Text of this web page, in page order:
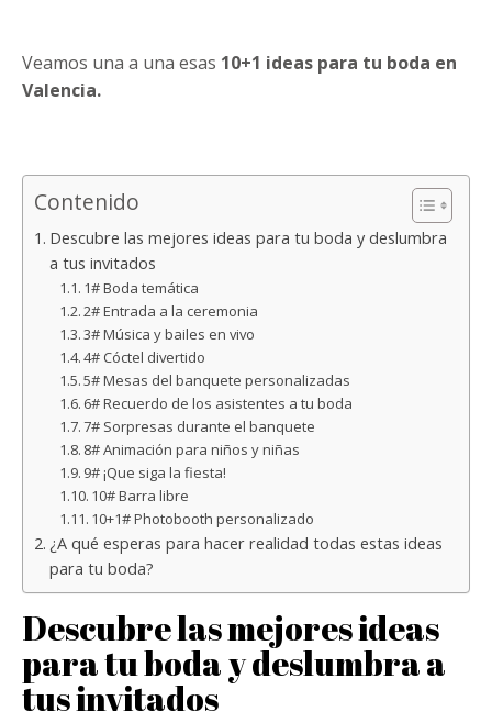
Veamos una a una esas 10+1 ideas para tu boda en
Valencia.
Contenido
Descubre las mejores ideas para tu boda y deslumbra
a tus invitados
1# Boda temática
2# Entrada a la ceremonia
3# Música y bailes en vivo
4# Cóctel divertido
5# Mesas del banquete personalizadas
6# Recuerdo de los asistentes a tu boda
7# Sorpresas durante el banquete
8# Animación para niños y niñas
9# ¡Que siga la fiesta!
10# Barra libre
10+1# Photobooth personalizado
¿A qué esperas para hacer realidad todas estas ideas
para tu boda?
Descubre las mejores ideas
para tu boda y deslumbra a
tus invitados